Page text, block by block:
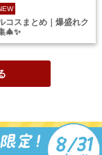
コスまとめ｜爆盛れク
🎄✨